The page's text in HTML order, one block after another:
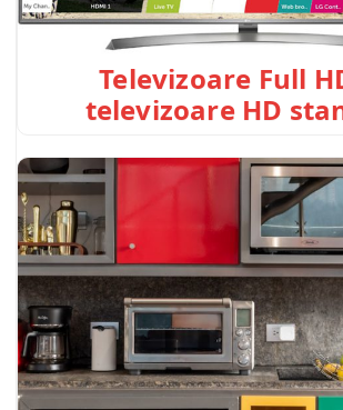
Televizoare Full
televizoare HD